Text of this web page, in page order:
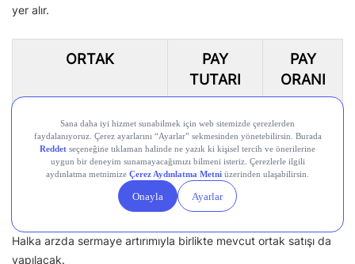
yer alır.
ORTAK
PAY
TUTARI
PAY
ORANI
Tunçlar Yatırım
Holding A.Ş.
150.000.000
TL
%100
Toplam
150.000.000
TL
%100
Halka arzda sermaye artırımıyla birlikte mevcut ortak satışı da
yapılacak.